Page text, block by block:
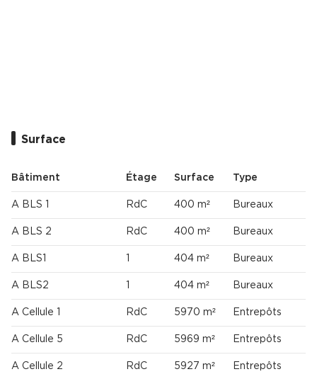
Surface
Bâtiment Étage Surface Type
A BLS 1 RdC 400 m² Bureaux
A BLS 2 RdC 400 m² Bureaux
A BLS1 404 m² Bureaux
A BLS2 404 m² Bureaux
A Cellule 1 RdC 5970 m² Entrepôts
A Cellule 5 RdC 5969 m² Entrepôts
A Cellule 2 RdC 5927 m² Entrepôts